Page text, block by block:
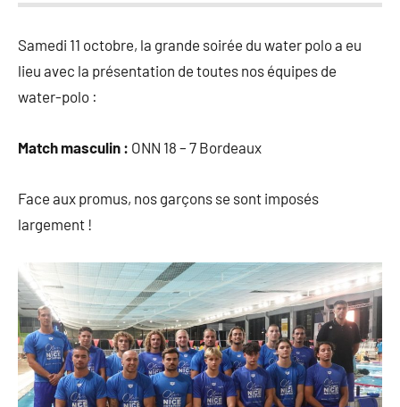
Samedi 11 octobre, la grande soirée du water polo a eu
lieu avec la présentation de toutes nos équipes de
water-polo :
Match masculin : ONN 18 – 7 Bordeaux
Face aux promus, nos garçons se sont imposés
largement !